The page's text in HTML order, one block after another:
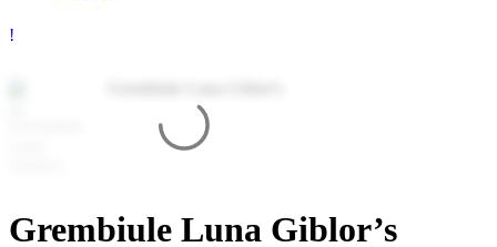
Grembiule Luna Giblor’s